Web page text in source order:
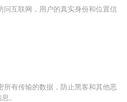
问互联网，用户的真实身份和位置信
所有传输的数据，防止黑客和其他恶
。